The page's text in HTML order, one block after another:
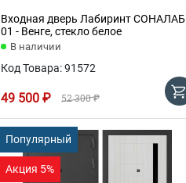
Входная дверь Лабиринт СОНАЛАБ
01 - Венге, стекло белое
В наличии
Код Товара: 91572
49 500 ₽ 52 300 ₽
Популярный
Акция 5%